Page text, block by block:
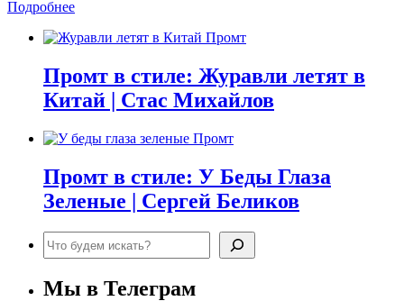
Подробнее
Промт в стиле: Журавли летят в
Китай | Стас Михайлов
Промт в стиле: У Беды Глаза
Зеленые | Сергей Беликов
Поиск
Мы в Телеграм